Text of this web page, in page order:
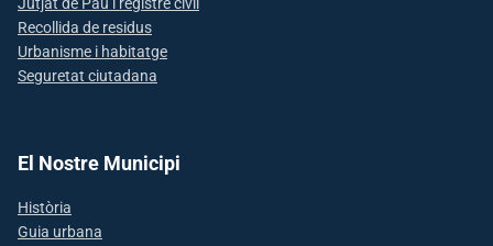
Recollida de residus
Urbanisme i habitatge
Seguretat ciutadana
El Nostre Municipi
Història
Guia urbana